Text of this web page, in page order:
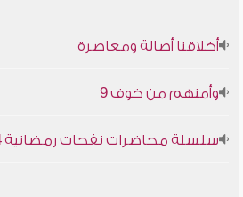
أخلاقنا أصالة ومعاصرة
وأمنهم من خوف 9
سلسلة محاضرات نفحات رمضانية 1444هـ